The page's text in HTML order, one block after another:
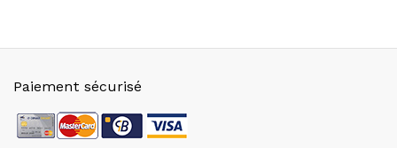
Paiement sécurisé